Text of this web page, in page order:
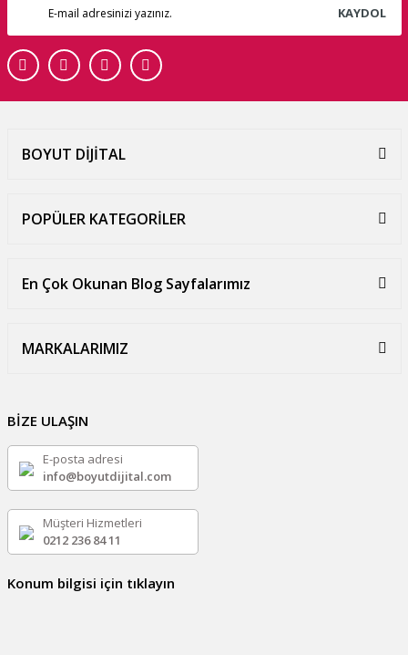
KAYDOL
BOYUT DİJİTAL
POPÜLER KATEGORİLER
En Çok Okunan Blog Sayfalarımız
MARKALARIMIZ
BİZE ULAŞIN
E-posta adresi
info@boyutdijital.com
Müşteri Hizmetleri
0212 236 84 11
Konum bilgisi için tıklayın